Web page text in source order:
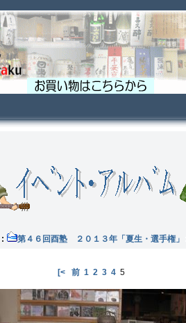
: 第４６回酉塾 ２０１３年「夏生・選手権」
[< 前 1 2 3 45